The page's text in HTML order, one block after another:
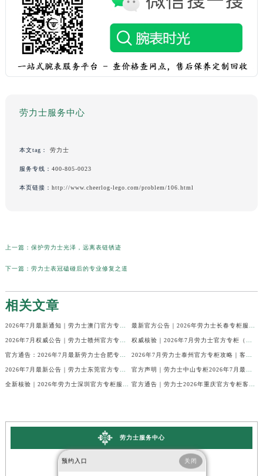
劳力士服务中心
本文tag： 劳力士
服务专线： 400-805-0023
本页链接： http://www.cheerlog-lego.com/problem/106.html
上一篇： 保护劳力士光泽，远离表链锈迹
下一篇： 劳力士表冠磕碰后的专业修复之道
相关文章
劳力士服务中心
预约入口 关闭